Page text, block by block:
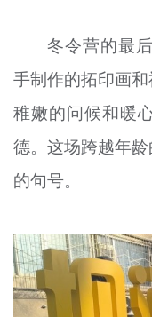
冬令营的最
手制作的拓印画
稚嫩的问候和暖
德。这场跨越年
的句号。